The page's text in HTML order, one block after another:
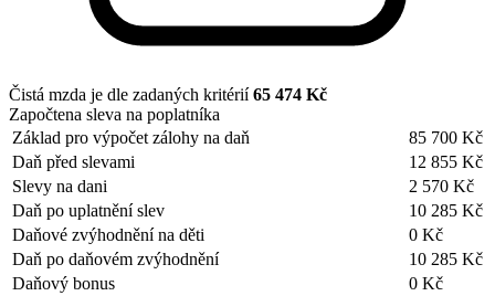
Čistá mzda je dle zadaných kritérií65 474 Kč
Započtena sleva na poplatníka
Základ pro výpočet zálohy na daň
85 700 Kč
Daň před slevami
12 855 Kč
Slevy na dani
2 570 Kč
Daň po uplatnění slev
10 285 Kč
Daňové zvýhodnění na děti
0 Kč
Daň po daňovém zvýhodnění
10 285 Kč
Daňový bonus
0 Kč